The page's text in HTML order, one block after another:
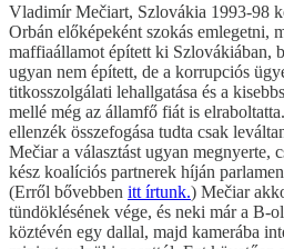
Vladimír Mečiart, Szlovákia 1993-98
Orbán előképeként szokás emlegetni,
maffiaállamot épített ki Szlovákiában,
ugyan nem épített, de a korrupciós
titkosszolgálati lehallgatása és a
mellé még az államfő fiát is
ellenzék összefogása tudta csak
Mečiar a választást ugyan megnyerte,
kész koalíciós partnerek híján
(Erről bővebben itt írtunk.) Mečiar
tündöklésének vége, és neki már a B-
köztévén egy dallal, majd kamerába